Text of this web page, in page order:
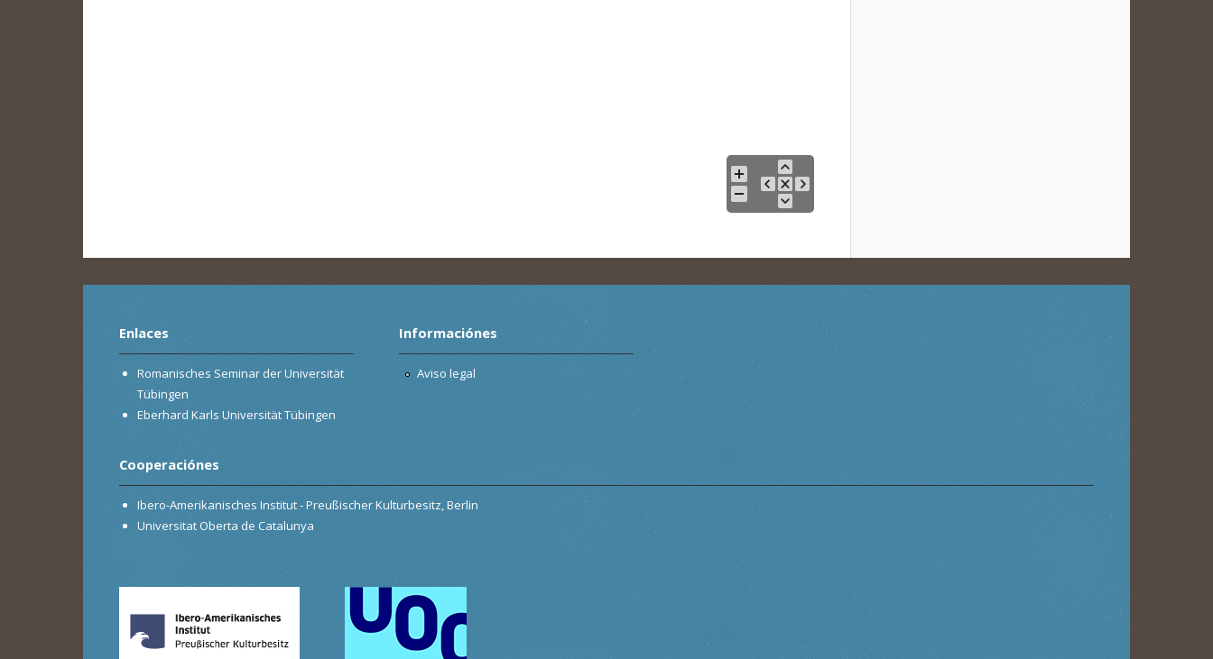
Enlaces
Romanisches Seminar der Universität
Tübingen
Eberhard Karls Universität Tübingen
Informaciónes
Aviso legal
Cooperaciónes
Ibero-Amerikanisches Institut - Preußischer Kulturbesitz, Berlin
Universitat Oberta de Catalunya